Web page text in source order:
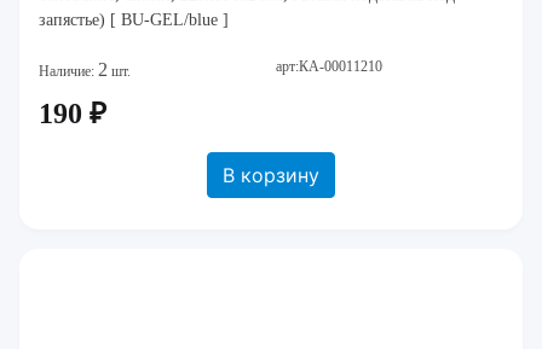
запястье) [ BU-GEL/blue ]
Наличие: 2 шт. арт:КА-00011210
190 ₽
В корзину